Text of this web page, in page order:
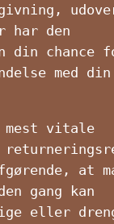
har den
din chance
med din
mest vitale
at
gang kan
eller